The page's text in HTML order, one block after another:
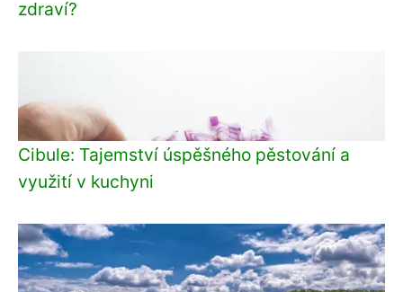
zdraví?
Cibule: Tajemství úspěšného pěstování a
využití v kuchyni